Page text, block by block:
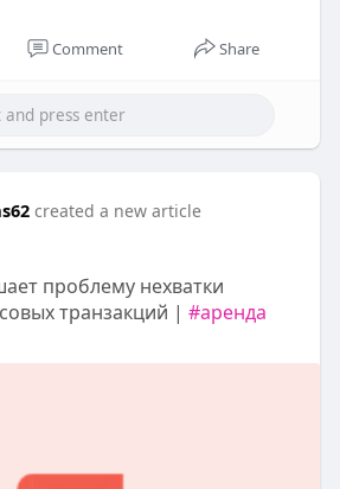
Comment Share
created a new article
проблему нехватки
транзакций | #аренда